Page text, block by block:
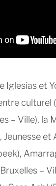
Iglesias et
culturel
– Ville), la
et
–